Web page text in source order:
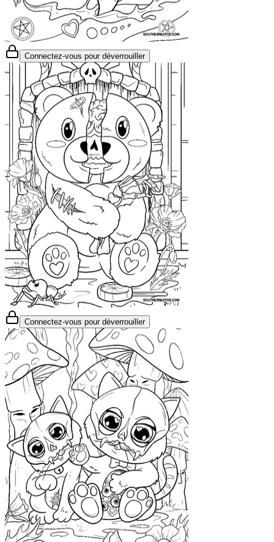
Connectez-vous pour déverrouiller
Connectez-vous pour déverrouiller